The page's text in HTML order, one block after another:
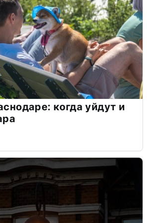
когда уйдут и